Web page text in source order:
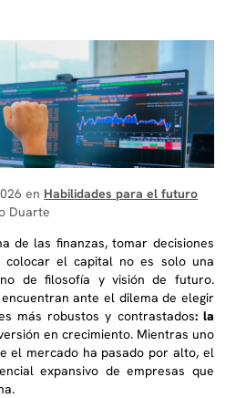
en Habilidades para el futuro
Duarte
de las finanzas, tomar decisiones
colocar el capital no es solo una
de filosofía y visión de futuro.
ante el dilema de elegir
más robustos y contrastados: la
en crecimiento. Mientras uno
el mercado ha pasado por alto, el
expansivo de empresas que